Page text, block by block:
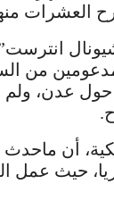
العشرات
انترست”
من
حول عدن،
أن
حيث عمل